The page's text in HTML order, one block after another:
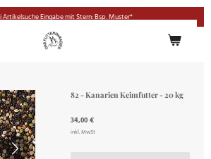
Artikelsuche Eingabe mit Stern: Bsp. Muster*
82 - Kanarien Keimfutter - 20 kg
34,00 €
inkl. MwSt